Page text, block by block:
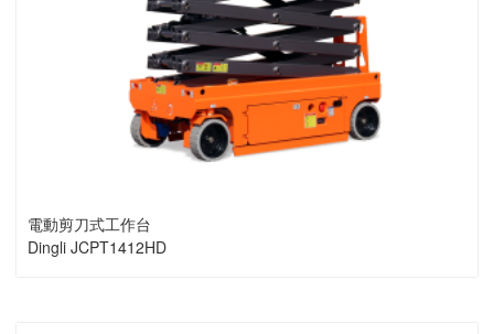
電動剪刀式工作台
Dingli JCPT1412HD